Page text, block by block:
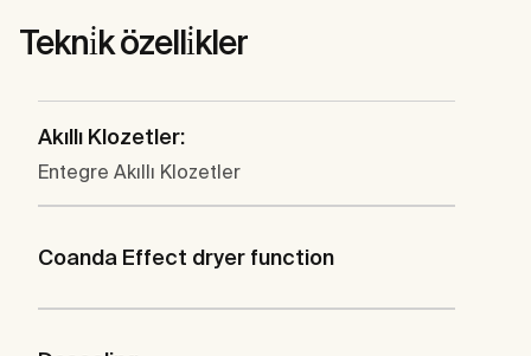
Tekni̇k özelli̇kler
Akıllı Klozetler:
Entegre Akıllı Klozetler
Coanda Effect dryer function